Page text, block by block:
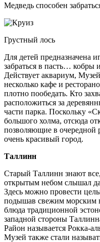
Медведь способен
Грустный лось
Для детей предназначена
забраться в пасть… кобры
Действует аквариум,
несколько кафе и
плотно пообедать. Кто
расположиться за
части парка. Поскольку
большого холма, отсюда
позволяющие в очередной
очень красивый город.
Таллинн
Старый Таллинн знают
открытым небом слышал
Здесь можно провести
подышав свежим морским
блюда традиционной
западной стороны
Район называется Рокка-
Музей также стали